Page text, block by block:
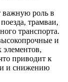
важную роль в
трамваи,
транспорта.
и
элементов,
приводит к
и снижению